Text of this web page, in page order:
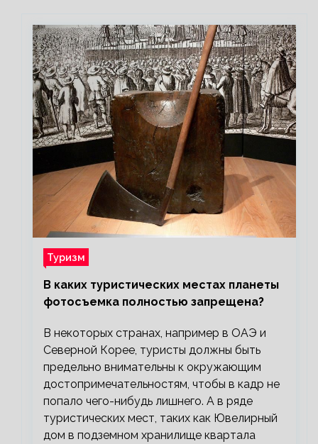
Туризм
В каких туристических местах планеты
фотосъемка полностью запрещена?
В некоторых странах, например в ОАЭ и
Северной Корее, туристы должны быть
предельно внимательны к окружающим
достопримечательностям, чтобы в кадр не
попало чего-нибудь лишнего. А в ряде
туристических мест, таких как Ювелирный
дом в подземном хранилище квартала